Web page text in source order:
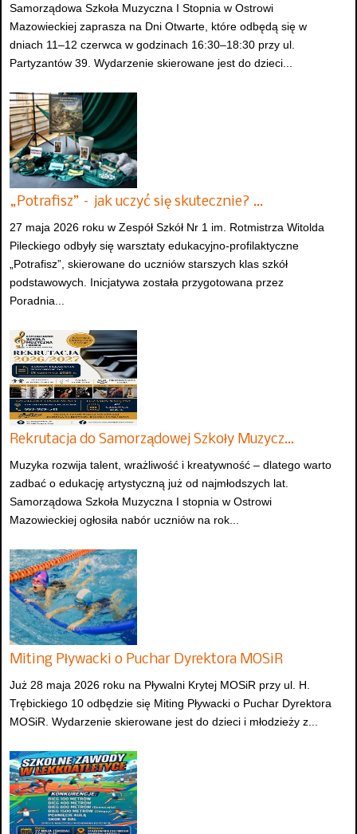
Samorządowa Szkoła Muzyczna I Stopnia w Ostrowi
Mazowieckiej zaprasza na Dni Otwarte, które odbędą się w
dniach 11–12 czerwca w godzinach 16:30–18:30 przy ul.
Partyzantów 39. Wydarzenie skierowane jest do dzieci...
„Potrafisz” – jak uczyć się skutecznie? …
27 maja 2026 roku w Zespół Szkół Nr 1 im. Rotmistrza Witolda
Pileckiego odbyły się warsztaty edukacyjno-profilaktyczne
„Potrafisz”, skierowane do uczniów starszych klas szkół
podstawowych. Inicjatywa została przygotowana przez
Poradnia...
Rekrutacja do Samorządowej Szkoły Muzycz…
Muzyka rozwija talent, wrażliwość i kreatywność – dlatego warto
zadbać o edukację artystyczną już od najmłodszych lat.
Samorządowa Szkoła Muzyczna I stopnia w Ostrowi
Mazowieckiej ogłosiła nabór uczniów na rok...
Miting Pływacki o Puchar Dyrektora MOSiR
Już 28 maja 2026 roku na Pływalni Krytej MOSiR przy ul. H.
Trębickiego 10 odbędzie się Miting Pływacki o Puchar Dyrektora
MOSiR. Wydarzenie skierowane jest do dzieci i młodzieży z...